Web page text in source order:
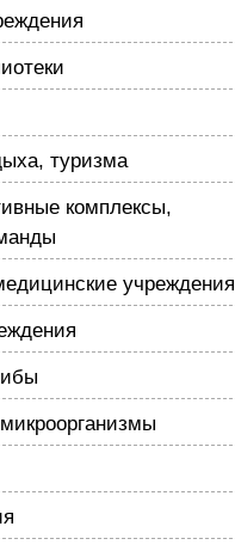
туризма
комплексы,
учреждения